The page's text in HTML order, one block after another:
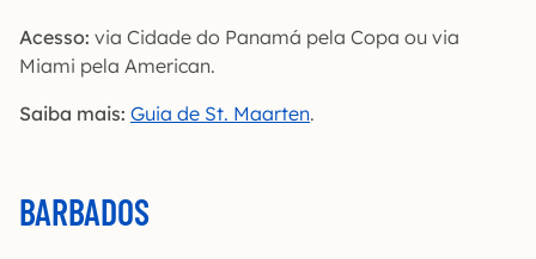
Acesso: via Cidade do Panamá pela Copa ou via
Miami pela American.
Saiba mais: Guia de St. Maarten.
BARBADOS